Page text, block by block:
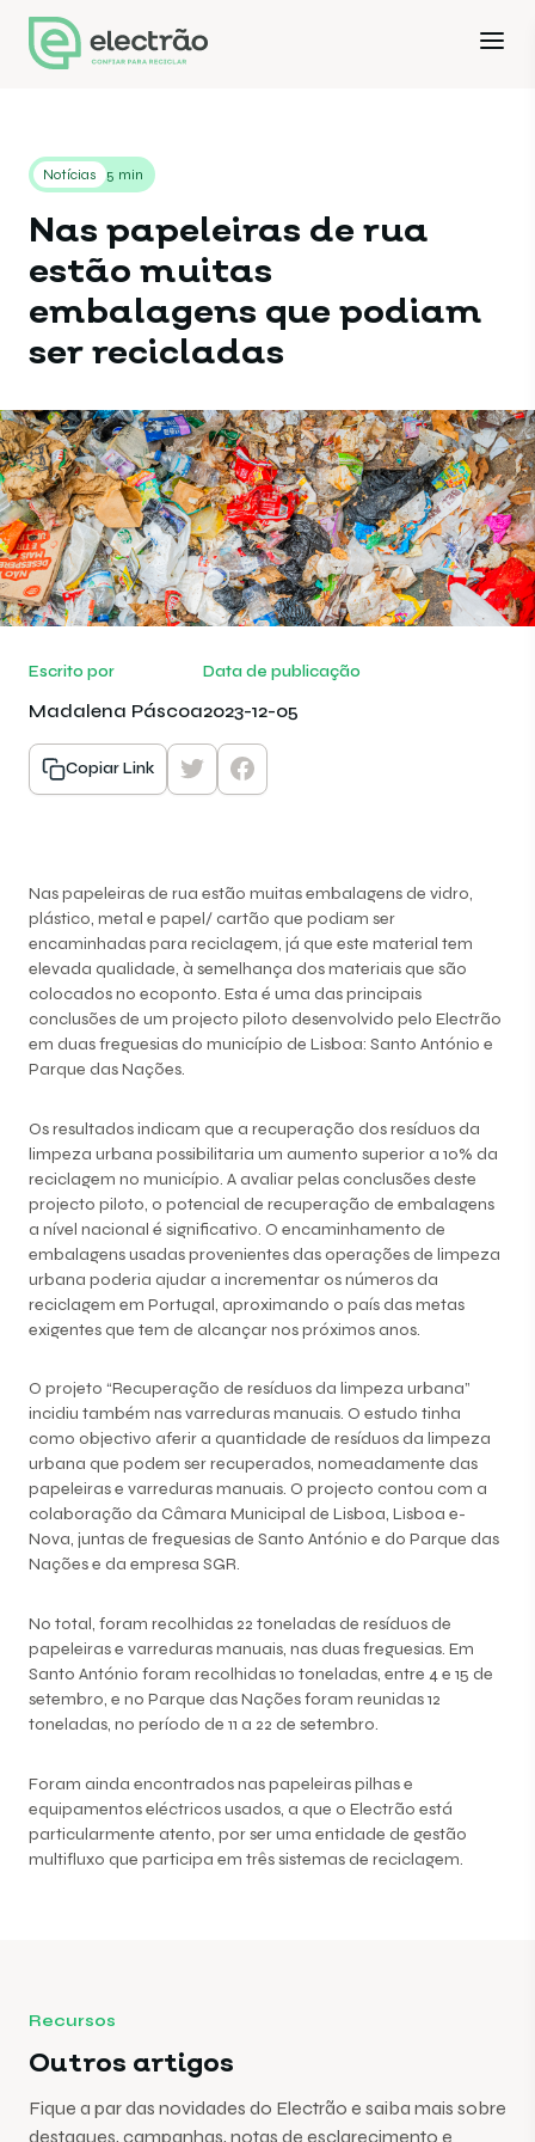
Notícias 5 min
Nas papeleiras de rua
estão muitas
embalagens que podiam
ser recicladas
Escrito por
Madalena Páscoa
Data de publicação
2023-12-05
Copiar Link
Nas papeleiras de rua estão muitas embalagens de vidro,
plástico, metal e papel/ cartão que podiam ser
encaminhadas para reciclagem, já que este material tem
elevada qualidade, à semelhança dos materiais que são
colocados no ecoponto. Esta é uma das principais
conclusões de um projecto piloto desenvolvido pelo Electrão
em duas freguesias do município de Lisboa: Santo António e
Parque das Nações.
Os resultados indicam que a recuperação dos resíduos da
limpeza urbana possibilitaria um aumento superior a 10% da
reciclagem no município. A avaliar pelas conclusões deste
projecto piloto, o potencial de recuperação de embalagens
a nível nacional é significativo. O encaminhamento de
embalagens usadas provenientes das operações de limpeza
urbana poderia ajudar a incrementar os números da
reciclagem em Portugal, aproximando o país das metas
exigentes que tem de alcançar nos próximos anos.
O projeto “Recuperação de resíduos da limpeza urbana”
incidiu também nas varreduras manuais. O estudo tinha
como objectivo aferir a quantidade de resíduos da limpeza
urbana que podem ser recuperados, nomeadamente das
papeleiras e varreduras manuais. O projecto contou com a
colaboração da Câmara Municipal de Lisboa, Lisboa e-
Nova, juntas de freguesias de Santo António e do Parque das
Nações e da empresa SGR.
No total, foram recolhidas 22 toneladas de resíduos de
papeleiras e varreduras manuais, nas duas freguesias. Em
Santo António foram recolhidas 10 toneladas, entre 4 e 15 de
setembro, e no Parque das Nações foram reunidas 12
toneladas, no período de 11 a 22 de setembro.
Foram ainda encontrados nas papeleiras pilhas e
equipamentos eléctricos usados, a que o Electrão está
particularmente atento, por ser uma entidade de gestão
multifluxo que participa em três sistemas de reciclagem.
Recursos
Outros artigos
Fique a par das novidades do Electrão e saiba mais sobre
destaques, campanhas, notas de esclarecimento e